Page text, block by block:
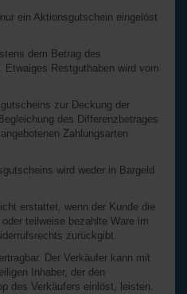
ein Aktionsgutschein eingelöst
dem Betrag des
Restguthaben wird vom
zur Deckung der
des Differenzbetrages
Zahlungsarten
wird weder in Bargeld
erstattet, wenn der Kunde die
teilweise bezahlte Ware im
zurückgibt.
Der Verkäufer kann mit
Inhaber, der den
des Verkäufers einlöst, leisten.